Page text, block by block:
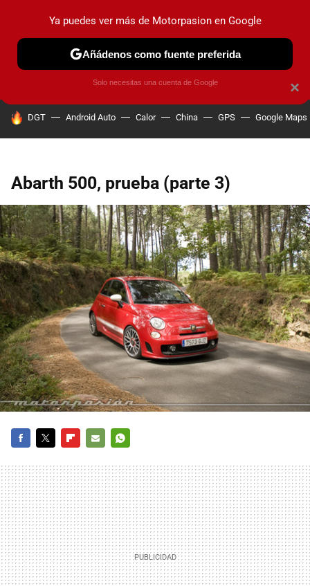
PRUEBAS COCHES ELÉCTRICOS OBSERVATORIO
HOY SE HABLA DE
DGT Android Auto Calor China GPS Google Maps
Abarth 500, prueba (parte 3)
MAIL
×
Ya puedes ver más de Motorpasion en Google
Añádenos como fuente preferida
Solo necesitas una cuenta de Google